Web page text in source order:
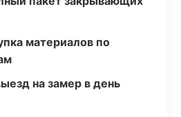
материалов по
на замер в день